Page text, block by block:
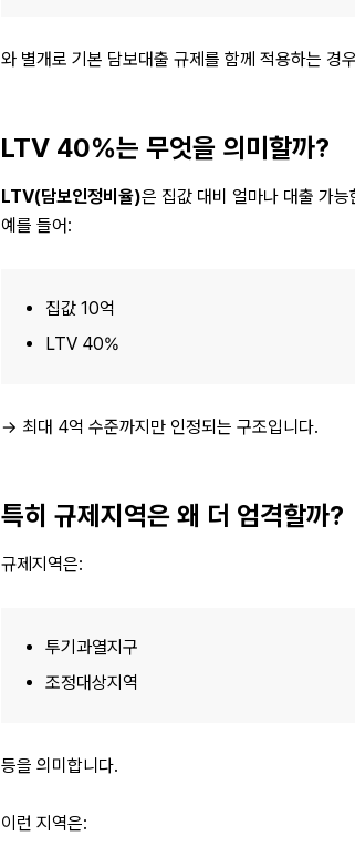
와 별개로 기본 담보대출 규제를 함께 적용하는 경
LTV 40%는 무엇을 의미할까?
LTV(담보인정비율)은 집값 대비 얼마나 대출 가
예를 들어:
집값 10억
LTV 40%
→ 최대 4억 수준까지만 인정되는 구조입니다.
특히 규제지역은 왜 더 엄격할까?
규제지역은:
투기과열지구
조정대상지역
등을 의미합니다.
이런 지역은: